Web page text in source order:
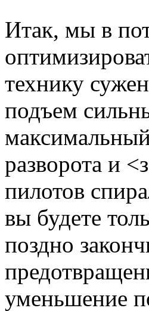
Итак, мы в
технику
подъем
разворота и
пилотов
вы будете
поздно
уменьшение